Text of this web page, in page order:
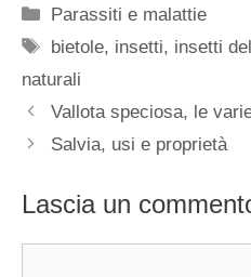
Categorie
Parassiti e malattie
Tag
bietole, insetti, insetti
naturali
Vallota speciosa, le
Salvia, usi e proprietà
Lascia un